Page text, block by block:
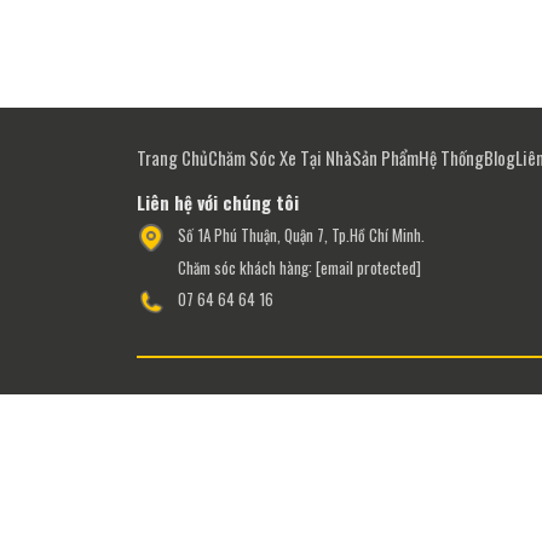
Trang ChủChăm Sóc Xe Tại NhàSản PhẩmHệ ThốngBlog
Liên hệ với chúng tôi
Số 1A Phú Thuận, Quận 7, Tp.Hồ Chí Minh.
Chăm sóc khách hàng: [email protected]
07 64 64 64 16